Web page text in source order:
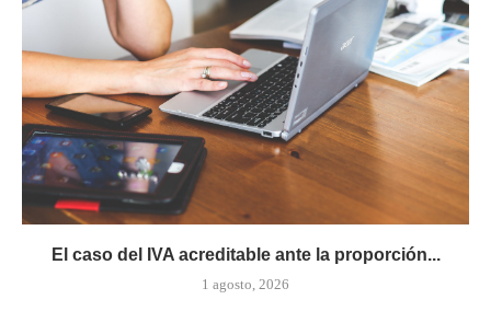
El caso del IVA acreditable ante la proporción...
1 agosto, 2026